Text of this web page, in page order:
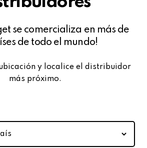
se comercializa en más de
de todo el mundo!
y localice el distribuidor
más próximo.